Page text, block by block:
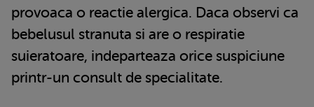
provoaca o reactie alergica. Daca observi ca
bebelusul stranuta si are o respiratie
suieratoare, indeparteaza orice suspiciune
printr-un consult de specialitate.